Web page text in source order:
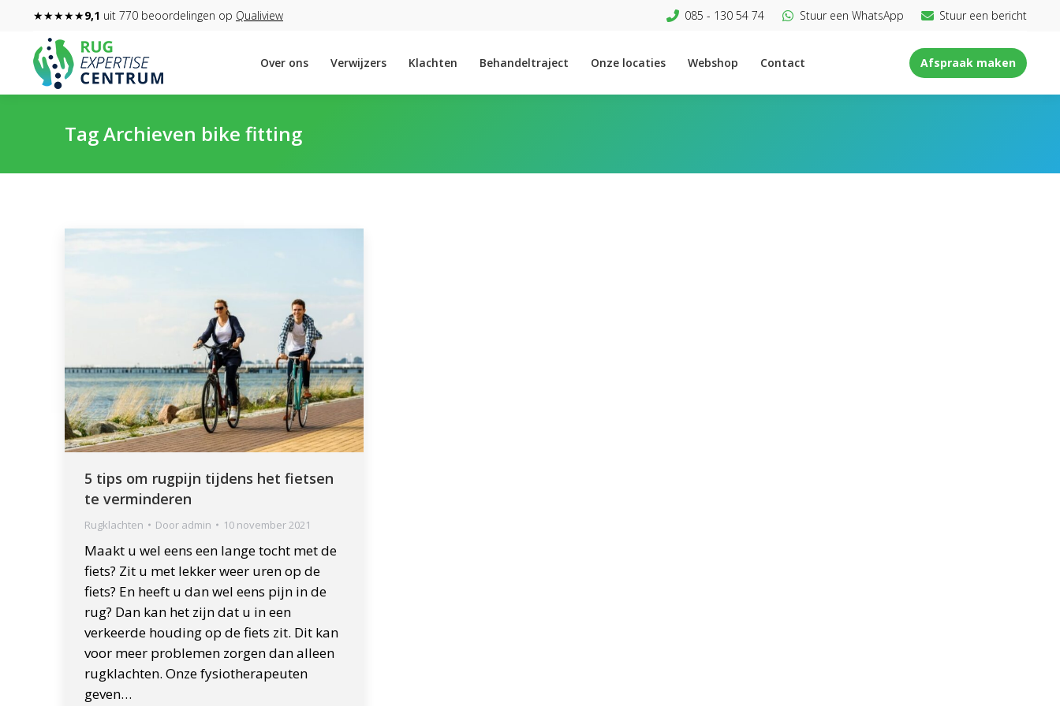
★★★★★9,1 uit 770 beoordelingen op Qualiview 085 - 130 54 74 Stuur een WhatsApp Stuur een bericht
Over ons Verwijzers Klachten Behandeltraject Onze locaties Webshop Contact Afspraak maken
Tag Archieven bike fitting
5 tips om rugpijn tijdens het fietsen
te verminderen
Rugklachten Door admin 10 november 2021
Maakt u wel eens een lange tocht met de
fiets? Zit u met lekker weer uren op de
fiets? En heeft u dan wel eens pijn in de
rug? Dan kan het zijn dat u in een
verkeerde houding op de fiets zit. Dit kan
voor meer problemen zorgen dan alleen
rugklachten. Onze fysiotherapeuten
geven…